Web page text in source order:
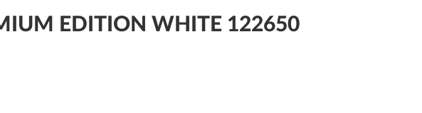
EDITION WHITE 122650